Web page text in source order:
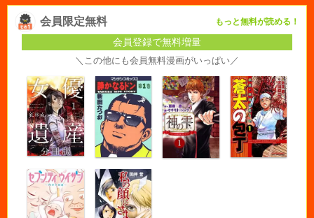
会員限定無料 もっと無料が読める！
会員登録で無料増量
＼この他にも会員無料漫画がいっぱい／